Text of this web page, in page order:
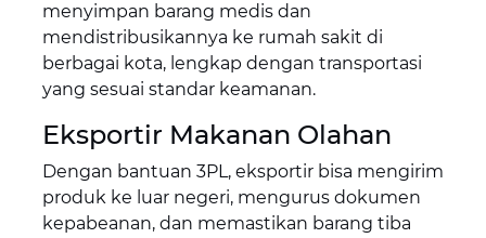
menyimpan barang medis dan
mendistribusikannya ke rumah sakit di
berbagai kota, lengkap dengan transportasi
yang sesuai standar keamanan.
Eksportir Makanan Olahan
Dengan bantuan 3PL, eksportir bisa mengirim
produk ke luar negeri, mengurus dokumen
kepabeanan, dan memastikan barang tiba